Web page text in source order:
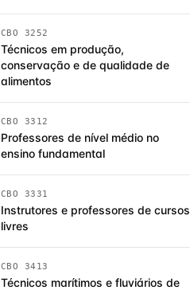
CBO 3252
Técnicos em produção,
conservação e de qualidade de
alimentos
CBO 3312
Professores de nível médio no
ensino fundamental
CBO 3331
Instrutores e professores de cursos
livres
CBO 3413
Técnicos marítimos e fluviários de